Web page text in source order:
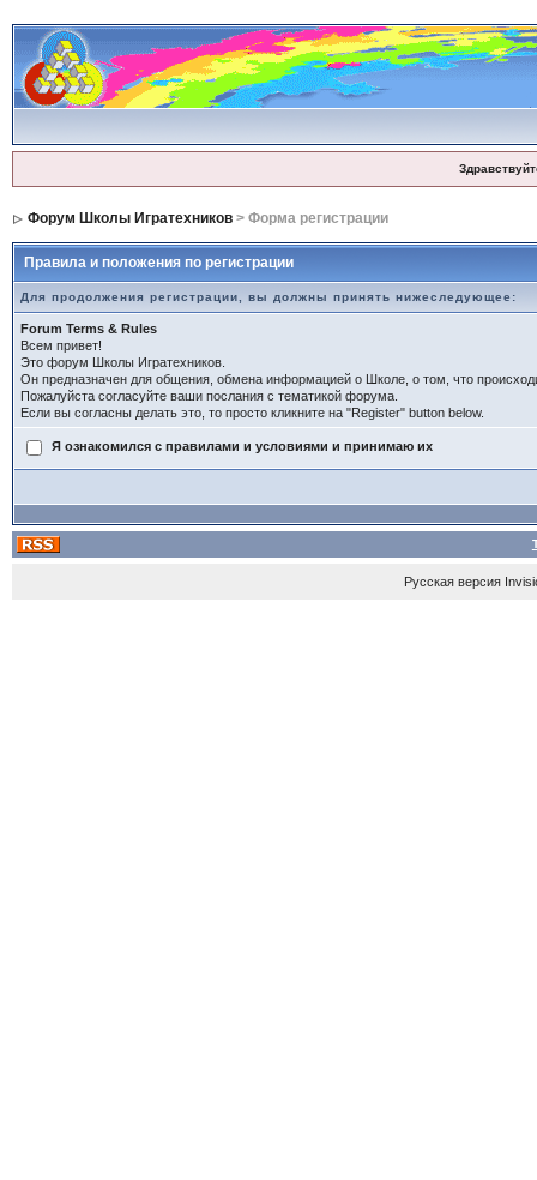
Форум Школы Игратехников> Форма регистрации
Правила и положения по регистрации
Для продолжения регистрации, вы должны принять нижеследующее:
Forum Terms & Rules
Всем привет!
Это форум Школы Игратехников.
Он предназначен для общения, обмена информацией о Школе, о том, что
Пожалуйста согласуйте ваши послания с тематикой форума.
Если вы согласны делать это, то просто кликните на "Register" button below.
Я ознакомился с правилами и условиями и принимаю их
Русская версия